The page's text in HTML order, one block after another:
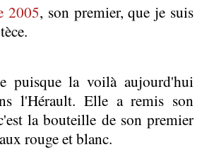
2005, son premier, que je suis
puisque la voilà aujourd'hui
l'Hérault. Elle a remis son
la bouteille de son premier
rouge et blanc.